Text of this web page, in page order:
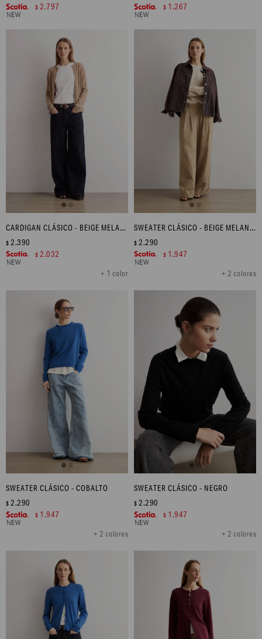
$ 2.797 $ 1.267
CARDIGAN CLÁSICO - BEIGE MELANGE
+ 1 color
$ 2.390
$ 2.032
SWEATER CLÁSICO - BEIGE MELANGE
+ 2 colores
$ 2.290
$ 1.947
SWEATER CLÁSICO - COBALTO
+ 2 colores
$ 2.290
$ 1.947
SWEATER CLÁSICO - NEGRO
+ 2 colores
$ 2.290
$ 1.947